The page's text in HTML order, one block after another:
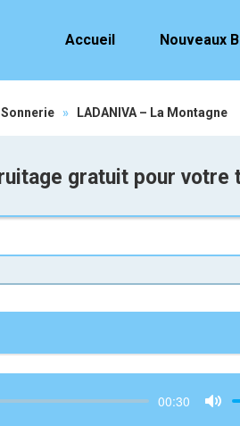
Accueil Nouveaux
Sonnerie » LADANIVA – La Montagne
gratuit pour votre
00:30